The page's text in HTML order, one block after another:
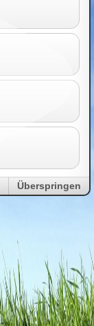
Überspringen